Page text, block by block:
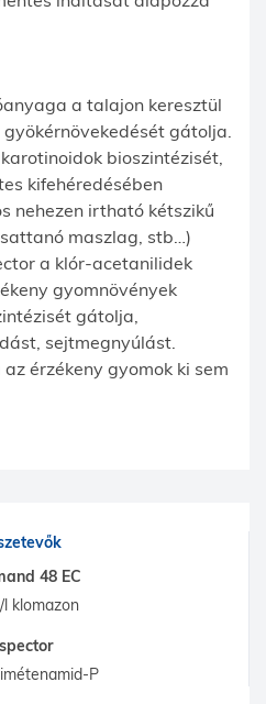
a talajon keresztül
gátolja.
bioszintézisét,
kifehéredésében
nehezen irtható kétszikű
maszlag, stb…)
a klór-acetanilidek
gyomnövények
gátolja,
sejtmegnyúlást.
érzékeny gyomok ki sem
48 EC
klomazon
P